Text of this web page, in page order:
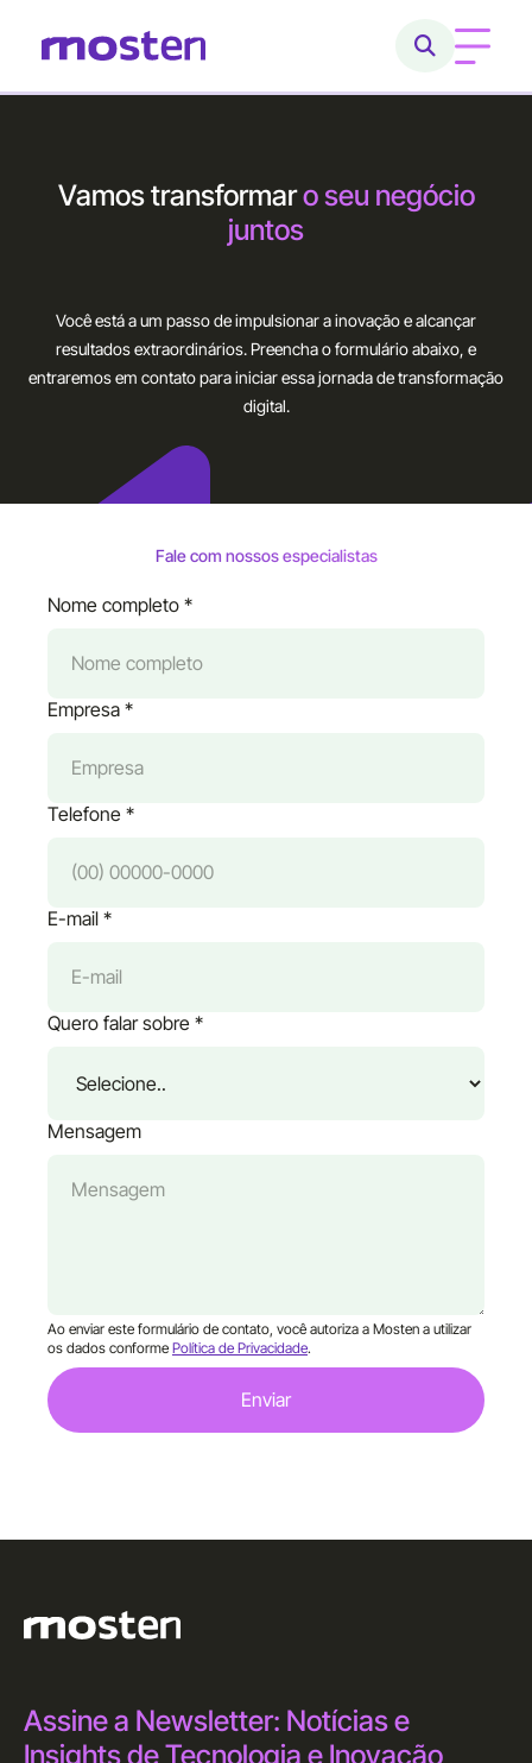
Conheça a Mosten
Cases
Carreiras
Vamos transformaro seu negócio
juntos
Você está a um passo de impulsionar a inovação e alcançar
resultados extraordinários. Preencha o formulário abaixo, e
entraremos em contato para iniciar essa jornada de transformação
digital.
Fale com nossos especialistas
Nome completo *
Empresa *
Telefone *
E-mail *
Quero falar sobre *
Mensagem
Ao enviar este formulário de contato, você autoriza a Mosten a utilizar
os dados conforme Política de Privacidade.
Enviar
Assine a Newsletter: Notícias e
Insights de Tecnologia e Inovação